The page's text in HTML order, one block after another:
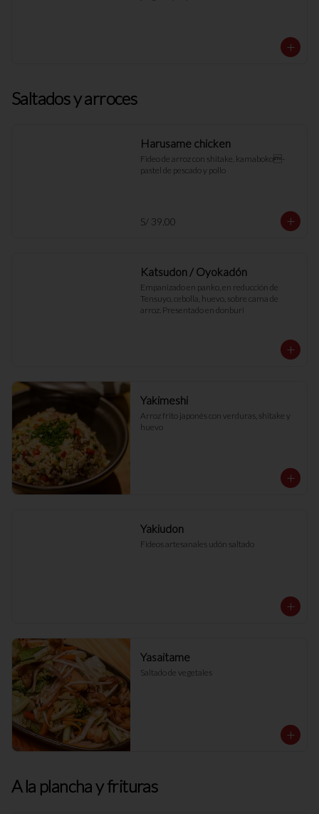
Saltados y arroces
Harusame chicken
Fideo de arroz con shitake, kamaboko-
pastel de pescado y pollo
S/ 39.00
Katsudon / Oyokadón
Empanizado en panko, en reducción de
Tensuyo, cebolla, huevo, sobre cama de
arroz. Presentado en donburi
Yakimeshi
Arroz frito japonés con verduras, shitake y
huevo
Yakiudon
Fideos artesanales udón saltado
Yasaitame
Saltado de vegetales
A la plancha y frituras